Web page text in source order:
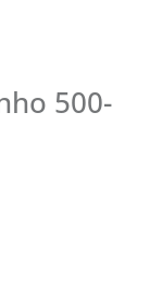
500-